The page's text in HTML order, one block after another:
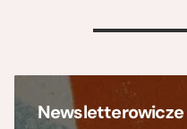
>
Newsletterowicze